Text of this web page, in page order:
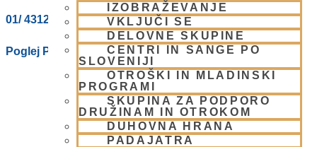
IZOBRAŽEVANJE
VKLJUČI SE
DELOVNE SKUPINE
CENTRI IN SANGE PO
SLOVENIJI
OTROŠKI IN MLADINSKI
PROGRAMI
SKUPINA ZA PODPORO
DRUŽINAM IN OTROKOM
DUHOVNA HRANA
PADAJATRA
01/ 4312319
Poglej Prizorišče spletno stran